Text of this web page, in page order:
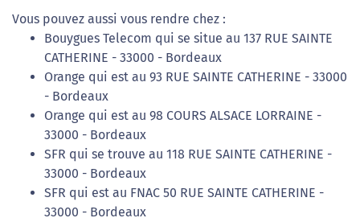
Vous pouvez aussi vous rendre chez :
Bouygues Telecom qui se situe au 137 RUE SAINTE
CATHERINE - 33000 - Bordeaux
Orange qui est au 93 RUE SAINTE CATHERINE - 33000
- Bordeaux
Orange qui est au 98 COURS ALSACE LORRAINE -
33000 - Bordeaux
SFR qui se trouve au 118 RUE SAINTE CATHERINE -
33000 - Bordeaux
SFR qui est au FNAC 50 RUE SAINTE CATHERINE -
33000 - Bordeaux